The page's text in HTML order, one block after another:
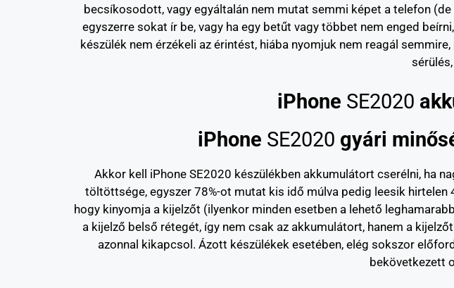
becsíkosodott, vagy egyáltalán nem mutat semmi képet a telefon
egyszerre sokat ír be, vagy ha egy betűt vagy többet nem enged
készülék nem érzékeli az érintést, hiába nyomjuk nem reagál
iPhone SE2020
iPhone SE2020 gyári
Akkor kell iPhone SE2020 készülékben akkumulátort cserélni, ha
töltöttsége, egyszer 78%-ot mutat kis idő múlva pedig leesik hirtelen
hogy kinyomja a kijelzőt (ilyenkor minden esetben a lehető
a kijelző belső rétegét, így nem csak az akkumulátort, hanem a
azonnal kikapcsol. Ázott készülékek esetében, elég sokszor
bekövetkezett